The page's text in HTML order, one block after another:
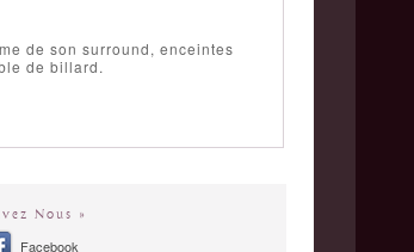
de son surround, enceintes
de billard.
Nous »
Facebook